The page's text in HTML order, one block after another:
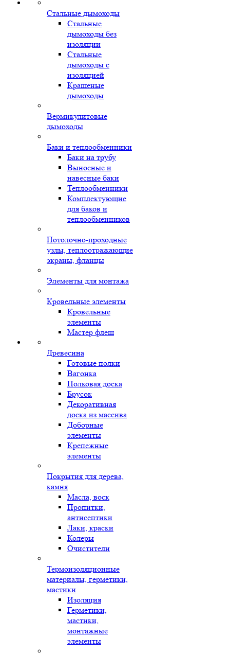
Стальные дымоходы
Стальные
дымоходы без
изоляции
Стальные
дымоходы с
изоляцией
Крашеные
дымоходы
Вермикулитовые
дымоходы
Баки и теплообменники
Баки на трубу
Выносные и
навесные баки
Теплообменники
Комплектующие
для баков и
теплообменников
Потолочно-проходные
узлы, теплоотражающие
экраны, фланцы
Элементы для монтажа
Кровельные элементы
Кровельные
элементы
Мастер флеш
Древесина
Готовые полки
Вагонка
Полковая доска
Брусок
Декоративная
доска из массива
Доборные
элементы
Крепежные
элементы
Покрытия для дерева,
камня
Масла, воск
Пропитки,
антисептики
Лаки, краски
Колеры
Очистители
Термоизоляционные
материалы, герметики,
мастики
Изоляция
Герметики,
мастики,
монтажные
элементы